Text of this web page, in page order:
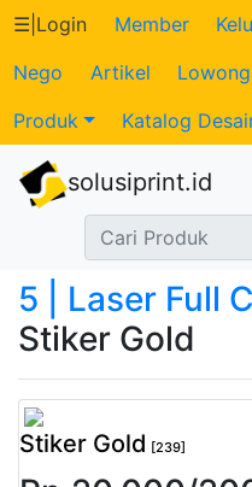
Katalog
Produk
Petugas
Riwayat
Transaksi
Tagihan
Berjalan
☰ Login Member
Nego
Artikel
Produk
Katalog
solusiprint.id
5 | Laser Full
Stiker Gold
Stiker Gold [239]